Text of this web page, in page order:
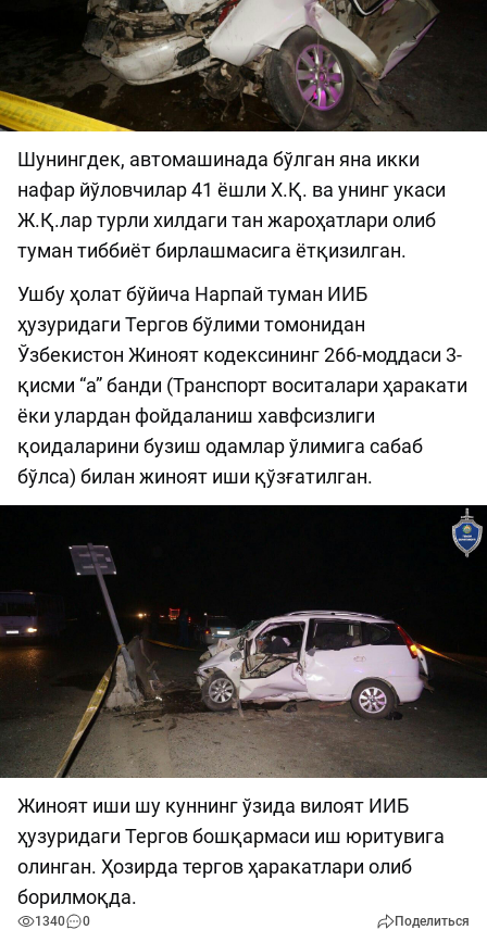
Шунингдек, автомашинада бўлган яна икки
нафар йўловчилар 41 ёшли Х.Қ. ва унинг укаси
Ж.Қ.лар турли хилдаги тан жароҳатлари олиб
туман тиббиёт бирлашмасига ётқизилган.
Ушбу ҳолат бўйича Нарпай туман ИИБ
ҳузуридаги Тергов бўлими томонидан
Ўзбекистон Жиноят кодексининг 266-моддаси 3-
қисми “а” банди (Транспорт воситалари ҳаракати
ёки улардан фойдаланиш хавфсизлиги
қоидаларини бузиш одамлар ўлимига сабаб
бўлса) билан жиноят иши қўзғатилган.
Жиноят иши шу куннинг ўзида вилоят ИИБ
ҳузуридаги Тергов бошқармаси иш юритувига
олинган. Ҳозирда тергов ҳаракатлари олиб
борилмоқда.
1340 0 Поделиться